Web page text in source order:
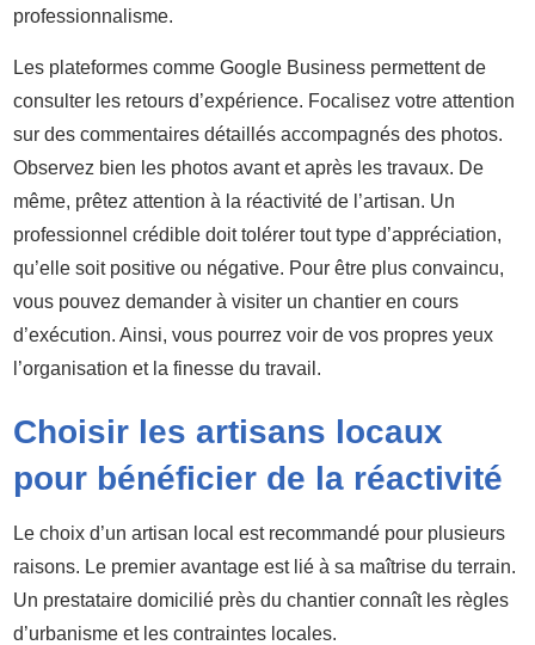
professionnalisme.
Les plateformes comme Google Business permettent de
consulter les retours d’expérience. Focalisez votre attention
sur des commentaires détaillés accompagnés des photos.
Observez bien les photos avant et après les travaux. De
même, prêtez attention à la réactivité de l’artisan. Un
professionnel crédible doit tolérer tout type d’appréciation,
qu’elle soit positive ou négative. Pour être plus convaincu,
vous pouvez demander à visiter un chantier en cours
d’exécution. Ainsi, vous pourrez voir de vos propres yeux
l’organisation et la finesse du travail.
Choisir les artisans locaux
pour bénéficier de la réactivité
Le choix d’un artisan local est recommandé pour plusieurs
raisons. Le premier avantage est lié à sa maîtrise du terrain.
Un prestataire domicilié près du chantier connaît les règles
d’urbanisme et les contraintes locales.